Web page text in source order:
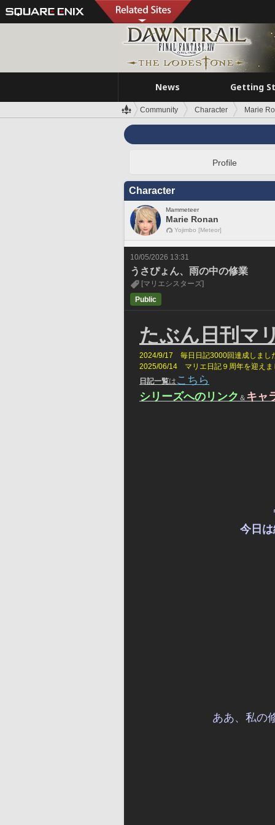
News Getting
Community Character Marie
Profile
Character
Mammeteer
Marie Ronan
Yojimbo [Meteor]
10/05/2026 13:31
うさぴょん、雨の中の修業
[マリエシスターズ]
Public
たぶん日刊マ
2024/9/17　毎日日記3000回達成しまし
2025/06/14　マリエ日記９周年を迎えま
日記一覧は こちら
シリーズへのリンク ＆ キャ
今日
ああ、私の